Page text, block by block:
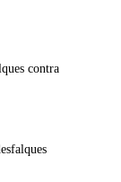
contra